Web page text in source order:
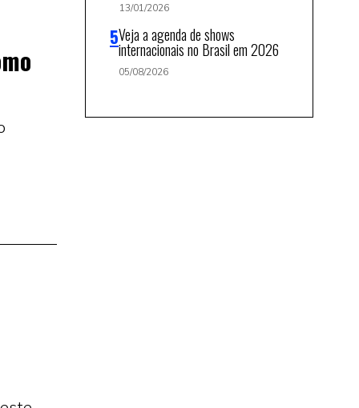
13/01/2026
Veja a agenda de shows
internacionais no Brasil em 2026
05/08/2026